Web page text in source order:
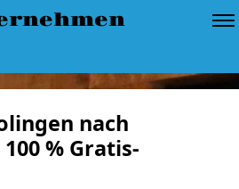
nach
% Gratis-